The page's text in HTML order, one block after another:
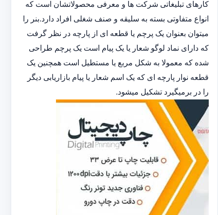
کارهای تبلیغاتی شرکت ها و معرفی محصولاتشان است که
انواع متفاوتی بسته به سلیقه و صنف شغلی افراد دارد.بنر را
میتوان بعنوان یک پرچم یا قطعه ای از پارچه در نظر گرفت
که دارای نماد لوگو شعار یا یک پیام است یک پرچم طراحی
شده که معمولا به شکل مربع یا مستطیل است همچنین یک
قطعه نوار پارچه ای که یک اسم شعار یا پیام بازاریابی دیگر
را در برمیگیرد تشکیل میشود.